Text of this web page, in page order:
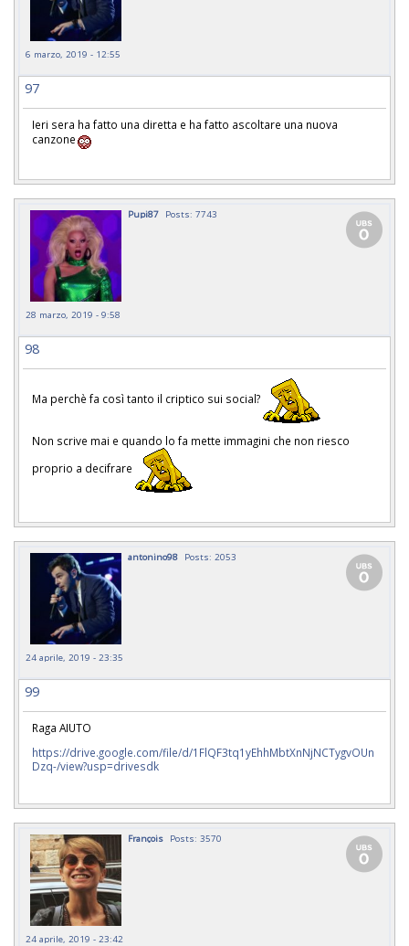
6 marzo, 2019 - 12:55
97
Ieri sera ha fatto una diretta e ha fatto ascoltare una nuova
canzone
Pupi87 Posts: 7743
28 marzo, 2019 - 9:58
98
Ma perchè fa così tanto il criptico sui social?
Non scrive mai e quando lo fa mette immagini che non riesco
proprio a decifrare
antonino98 Posts: 2053
24 aprile, 2019 - 23:35
99
Raga AIUTO
https://drive.google.com/file/d/1FlQF3tq1yEhhMbtXnNjNCTygvOUn
Dzq-/view?usp=drivesdk
François Posts: 3570
24 aprile, 2019 - 23:42